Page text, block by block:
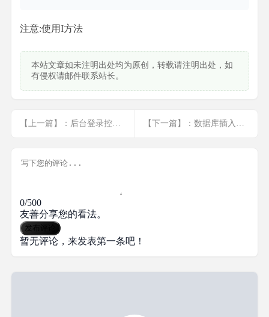
注意:使用I方法
本站文章如未注明出处均为原创，转载请注明出处，如
有侵权请邮件联系站长。
0/500
友善分享您的看法。
发布评论
暂无评论，来发表第一条吧！